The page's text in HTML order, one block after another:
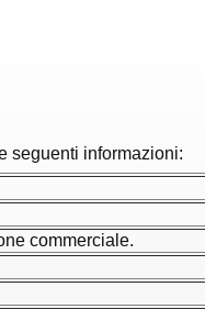
seguenti informazioni:
commerciale.